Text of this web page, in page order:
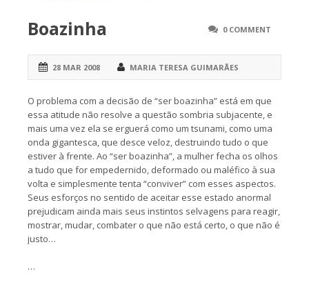
0 COMMENT
Boazinha
28 MAR 2008 MARIA TERESA GUIMARÃES
O problema com a decisão de “ser boazinha” está em que
essa atitude não resolve a questão sombria subjacente, e
mais uma vez ela se erguerá como um tsunami, como uma
onda gigantesca, que desce veloz, destruindo tudo o que
estiver à frente. Ao “ser boazinha”, a mulher fecha os olhos
a tudo que for empedernido, deformado ou maléfico à sua
volta e simplesmente tenta “conviver” com esses aspectos.
Seus esforços no sentido de aceitar esse estado anormal
prejudicam ainda mais seus instintos selvagens para reagir,
mostrar, mudar, combater o que não está certo, o que não é
justo…
…